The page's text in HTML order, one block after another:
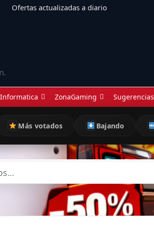
Ofertas actualizadas a diario
Informatica ZonaGaming Sugerencias
Más votados Bajando